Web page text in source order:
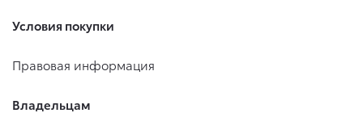
Условия покупки
Правовая информация
Владельцам